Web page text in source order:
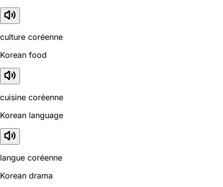
culture coréenne
Korean food
cuisine coréenne
Korean language
langue coréenne
Korean drama